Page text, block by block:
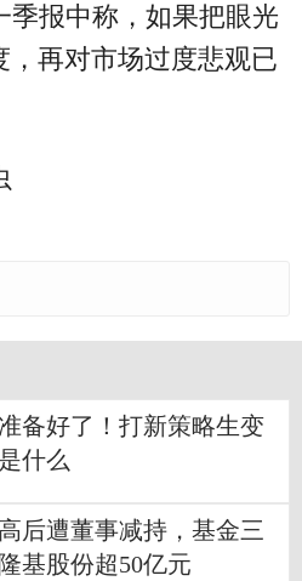
季报中称，如果把眼光
，再对市场过度悲观已
备好了！打新策略生变
什么
后遭董事减持，基金三
基股份超50亿元